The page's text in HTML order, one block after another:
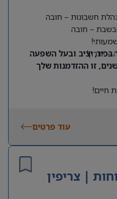
– חובה
– יתרון!יציב ובעל השפעה
זו ההזדמנות שלך
חיים!
עוד פרטים
| צריפין